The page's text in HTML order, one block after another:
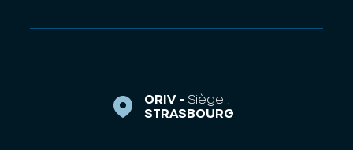
ORIV - Siège :
STRASBOURG